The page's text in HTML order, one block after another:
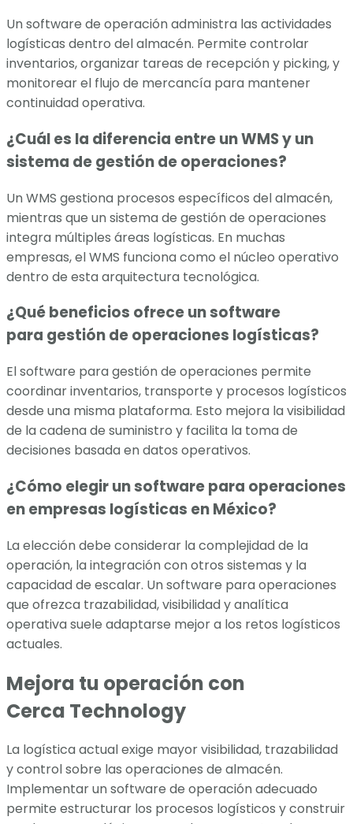
Un software de operación administra las actividades
logísticas dentro del almacén. Permite controlar
inventarios, organizar tareas de recepción y picking, y
monitorear el flujo de mercancía para mantener
continuidad operativa.
¿Cuál es la diferencia entre un WMS y un
sistema de gestión de operaciones?
Un WMS gestiona procesos específicos del almacén,
mientras que un sistema de gestión de operaciones
integra múltiples áreas logísticas. En muchas
empresas, el WMS funciona como el núcleo operativo
dentro de esta arquitectura tecnológica.
¿Qué beneficios ofrece un software
para gestión de operaciones logísticas?
El software para gestión de operaciones permite
coordinar inventarios, transporte y procesos logísticos
desde una misma plataforma. Esto mejora la visibilidad
de la cadena de suministro y facilita la toma de
decisiones basada en datos operativos.
¿Cómo elegir un software para operaciones
en empresas logísticas en México?
La elección debe considerar la complejidad de la
operación, la integración con otros sistemas y la
capacidad de escalar. Un software para operaciones
que ofrezca trazabilidad, visibilidad y analítica
operativa suele adaptarse mejor a los retos logísticos
actuales.
Mejora tu operación con
Cerca Technology
La logística actual exige mayor visibilidad, trazabilidad
y control sobre las operaciones de almacén.
Implementar un software de operación adecuado
permite estructurar los procesos logísticos y construir